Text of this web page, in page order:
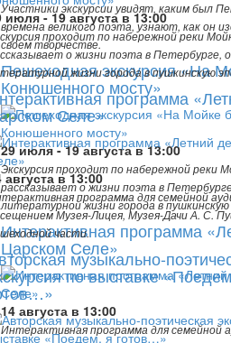
Участники экскурсии увидят, каким был
времена великого поэта, узнают, как он
своем творчестве.
Пешеходная экскурсия «На
Конюшенного мосту»
29 июля - 19 августа в 13:00
Экскурсия проходит по набережной реки
рассказывает о жизни поэта в
литературной жизни города в пушкинскую
Интерактивная программа
Царском Селе»
14 августа в 13:00
Интерактивная программа для семейной
июля - 19 августа в 13:00
проходит по набережной реки
о жизни поэта в Петербурге,
жизни города в пушкинскую
программа
Селе»
августа в 13:00
программа для семейной
Музея-Лицея, Музея-Дачи А. С.
части.
музыкально-
по выставке